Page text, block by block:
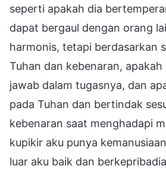
seperti apakah dia
dapat bergaul dengan orang
harmonis, tetapi berdasarkan
Tuhan dan kebenaran,
jawab dalam tugasnya, dan
pada Tuhan dan bertindak
kebenaran saat menghadapi
kupikir aku punya
luar aku baik dan